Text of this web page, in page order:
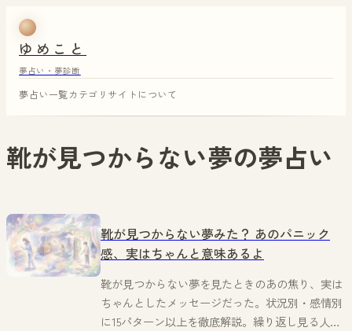
ゆめこと
夢占い・夢診断
夢占い一覧カテゴリ サイトについて
靴が見つからない夢の夢占い
靴が見つからない夢みた？ あのパニック
感、実はちゃんと意味あるよ
靴が見つからない夢を見たときのあの焦り、実は
ちゃんとしたメッセージだった。状況別・感情別
に15パターン以上を徹底解説。繰り返し見る人へ